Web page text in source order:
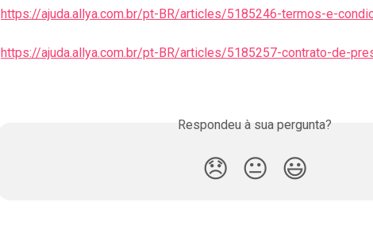
https://ajuda.allya.com.br/pt-BR/articles/5185246-termos-e-
https://ajuda.allya.com.br/pt-BR/articles/5185257-contrato-de-
Respondeu à sua pergunta?
😞 😐 😃